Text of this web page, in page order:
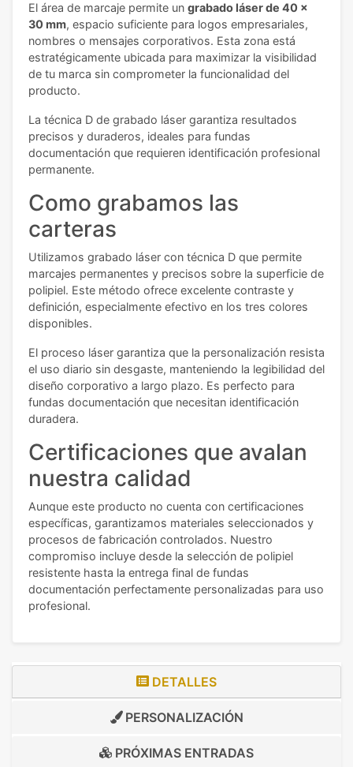
El área de marcaje permite un grabado láser de 40 x
30 mm, espacio suficiente para logos empresariales,
nombres o mensajes corporativos. Esta zona está
estratégicamente ubicada para maximizar la visibilidad
de tu marca sin comprometer la funcionalidad del
producto.
La técnica D de grabado láser garantiza resultados
precisos y duraderos, ideales para fundas
documentación que requieren identificación profesional
permanente.
Como grabamos las
carteras
Utilizamos grabado láser con técnica D que permite
marcajes permanentes y precisos sobre la superficie de
polipiel. Este método ofrece excelente contraste y
definición, especialmente efectivo en los tres colores
disponibles.
El proceso láser garantiza que la personalización resista
el uso diario sin desgaste, manteniendo la legibilidad del
diseño corporativo a largo plazo. Es perfecto para
fundas documentación que necesitan identificación
duradera.
Certificaciones que avalan
nuestra calidad
Aunque este producto no cuenta con certificaciones
específicas, garantizamos materiales seleccionados y
procesos de fabricación controlados. Nuestro
compromiso incluye desde la selección de polipiel
resistente hasta la entrega final de fundas
documentación perfectamente personalizadas para uso
profesional.
DETALLES
PERSONALIZACIÓN
PRÓXIMAS ENTRADAS